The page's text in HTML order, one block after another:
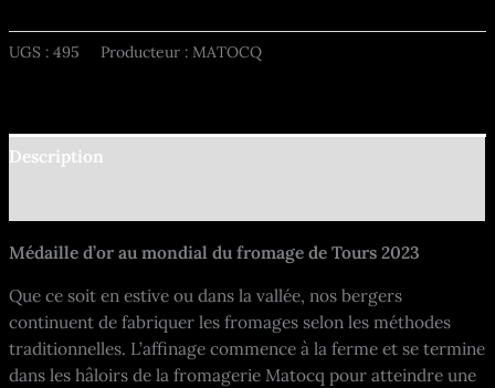
UGS :495 Producteur : MATOCQ
Description
Médaille d’or au mondial du fromage de Tours 2023
Que ce soit en estive ou dans la vallée, nos bergers
continuent de fabriquer les fromages selon les méthodes
traditionnelles. L’affinage commence à la ferme et se termine
dans les hâloirs de la fromagerie Matocq pour atteindre une